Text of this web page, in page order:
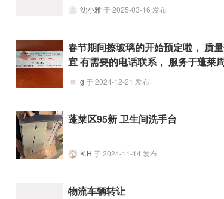
沈小雅于 2025-03-16 发布
春节期间擦玻璃的开始预定啦， 质
宜 有需要的电话联系， 服务于蓬莱
g 于 2024-12-21 发布
蓬莱区95新 卫生间洗手台
K.H 于 2024-11-14 发布
物流车辆转让